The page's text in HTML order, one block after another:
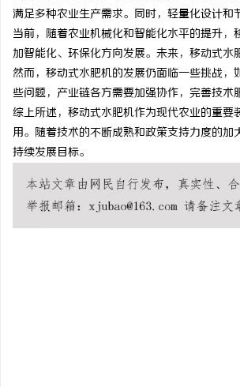
满足多种农业生产需求。同时，轻量化设计
当前，随着农业机械化和智能化水平的提升
加智能化、环保化方向发展。未来，移动式
然而，移动式水肥机的发展仍面临一些挑战
些问题，产业链各方需要加强协作，完善技
综上所述，移动式水肥机作为现代农业的重
用。随着技术的不断成熟和政策支持力度的
持续发展目标。